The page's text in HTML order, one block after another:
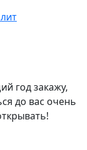
год закажу,
до вас очень